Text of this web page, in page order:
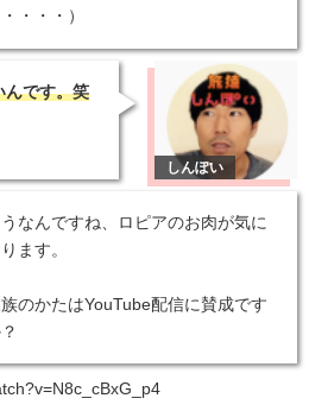
・・・）
んです。笑
なんですね、ロピアのお肉が気に
ます。
のかたはYouTube配信に賛成です